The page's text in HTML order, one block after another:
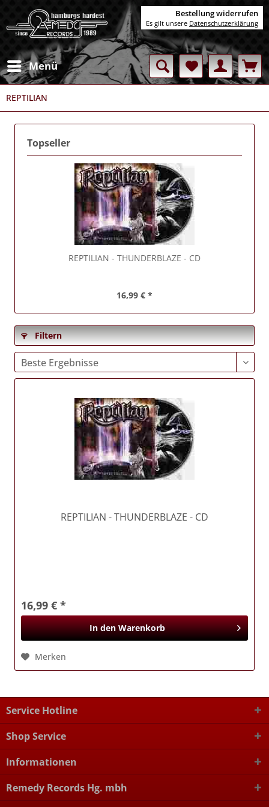
Menü
REPTILIAN
Topseller
REPTILIAN - THUNDERBLAZE - CD
16,99 € *
Filtern
REPTILIAN - THUNDERBLAZE - CD
16,99 € *
In den Warenkorb
Merken
Service Hotline
Shop Service
Informationen
Remedy Records Hg. mbh
Bestellung widerrufen
Es gilt unsere Datenschutzerklärung